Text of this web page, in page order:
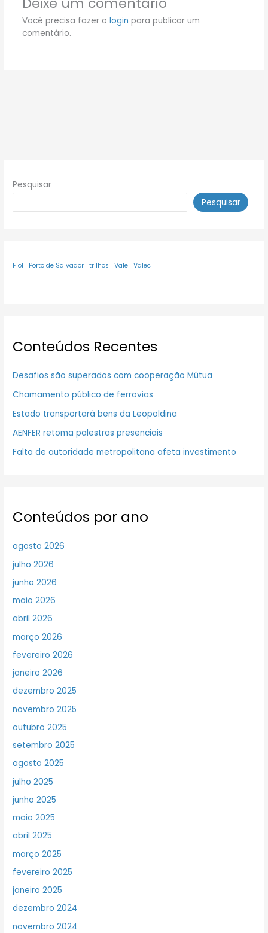
Você precisa fazer o login para publicar um
comentário.
Pesquisar
Pesquisar
Fiol Porto de Salvador trilhos Vale Valec
Conteúdos Recentes
Desafios são superados com cooperação Mútua
Chamamento público de ferrovias
Estado transportará bens da Leopoldina
AENFER retoma palestras presenciais
Falta de autoridade metropolitana afeta investimento
Conteúdos por ano
agosto 2026
julho 2026
junho 2026
maio 2026
abril 2026
março 2026
fevereiro 2026
janeiro 2026
dezembro 2025
novembro 2025
outubro 2025
setembro 2025
agosto 2025
julho 2025
junho 2025
maio 2025
abril 2025
março 2025
fevereiro 2025
janeiro 2025
dezembro 2024
novembro 2024